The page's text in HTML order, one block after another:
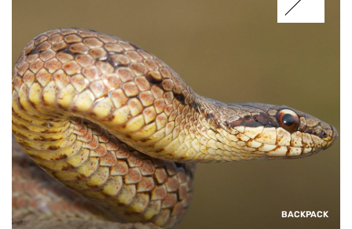
BACKPACK